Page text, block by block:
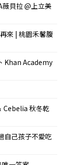
薇貝拉 @上立美
來 | 桃園禾馨腹
Khan Academy
Cebelia 秋冬乾
自己孩子不愛吃